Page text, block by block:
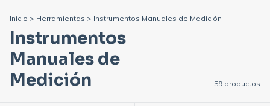
Inicio > Herramientas > Instrumentos Manuales de Medición
Instrumentos
Manuales de
Medición
59 productos